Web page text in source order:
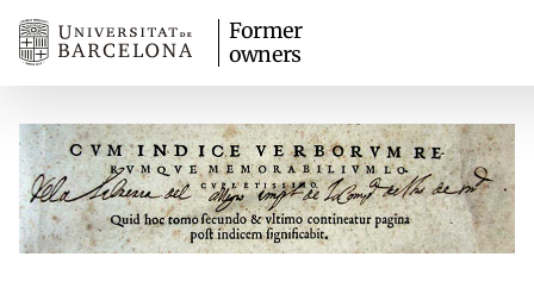
Former
owners